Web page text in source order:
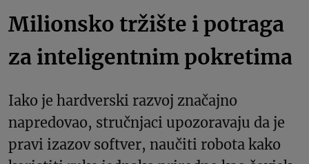
Milionsko tržište i potraga
za inteligentnim pokretima
Iako je hardverski razvoj značajno
napredovao, stručnjaci upozoravaju da je
pravi izazov softver, naučiti robota kako